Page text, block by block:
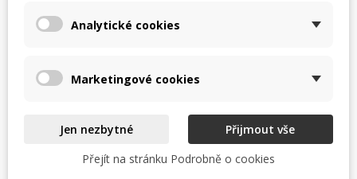
3 roky záruka
Využití hrnce
Výrobce
TOMGAST značka přináší produkty zářící kvalitou
zpracování. Pro výrobky pod záštitou své značky volí ty
Analytické cookies
Marketingové cookies
Jen nezbytné
Přijmout vše
Přejít na stránku Podrobně o cookies